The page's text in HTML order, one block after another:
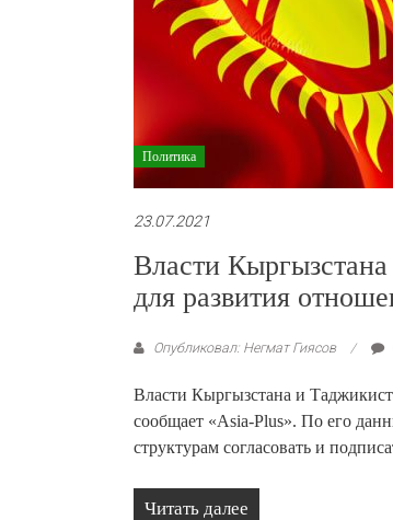
Политика
23.07.2021
Власти
для развития
Опубликовал: Негмат Гиясов
Власти Кыргызстана и
сообщает «Asia-Plus». По его
структурам согласовать и
Читать далее